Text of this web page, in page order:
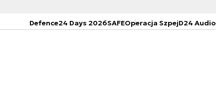
Defence24 Days 2026SAFEOperacja SzpejD24 Audio